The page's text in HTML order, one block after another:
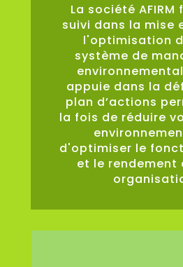
La société AFIRM
suivi dans la mise
l'optimisation
système de
appuie dans la
plan d’actions
la fois de réduire
d'optimiser le
et le rendement